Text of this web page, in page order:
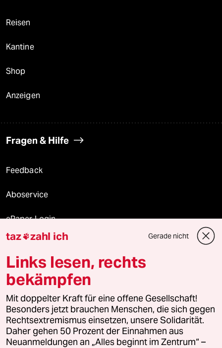
Reisen
Kantine
Shop
Anzeigen
Fragen & Hilfe
Feedback
Aboservice
ePaper Login
Downloads für Abonnierende
© 2026 taz Verlags und Vertriebs GmbH
Alle Rechte vorbehalten. Bei rechtlichen Fragen oder für Genehmigungen
wenden Sie sich bitte an
lizenzen@taz.de
Feedback Redaktionsstatut Kommune-Richtlinien
taz zahl ich Gerade nicht
Links lesen, rechts
bekämpfen
Mit doppelter Kraft für eine offene Gesellschaft!
Besonders jetzt brauchen Menschen, die sich gegen
Rechtsextremismus einsetzen, unsere Solidarität.
Daher gehen 50 Prozent der Einnahmen aus
Neuanmeldungen an „Alles beginnt im Zentrum“ –